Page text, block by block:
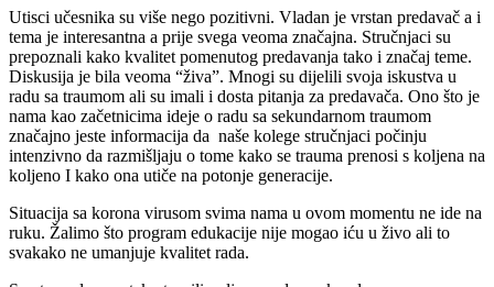
Utisci učesnika su više nego pozitivni. Vladan je vrstan predavač a i
tema je interesantna a prije svega veoma značajna. Stručnjaci su
prepoznali kako kvalitet pomenutog predavanja tako i značaj teme.
Diskusija je bila veoma “živa”. Mnogi su dijelili svoja iskustva u
radu sa traumom ali su imali i dosta pitanja za predavača. Ono što je
nama kao začetnicima ideje o radu sa sekundarnom traumom
značajno jeste informacija da naše kolege stručnjaci počinju
intenzivno da razmišljaju o tome kako se trauma prenosi s koljena na
koljeno I kako ona utiče na potonje generacije.
Situacija sa korona virusom svima nama u ovom momentu ne ide na
ruku. Žalimo što program edukacije nije mogao iću u živo ali to
svakako ne umanjuje kvalitet rada.